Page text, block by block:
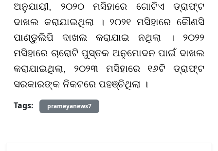
ଅନୁଯାୟୀ, ୨୦୨୦ ମସିହାରେ ଗୋଟିଏ ଡ୍ରାଫ୍ଟ
ଦାଖଲ କରାଯାଇଥିଲା । ୨୦୨୧ ମସିହାରେ କୌଣସି
ପାଣ୍ଡୁଲିପି ଦାଖଲ କରାଯାଇ ନଥିଲା । ୨୦୨୨
ମସିହାରେ ଚାରୋଟି ପୁସ୍ତକ ଅନୁମୋଦନ ପାଇଁ ଦାଖଲ
କରାଯାଇଥିଲା, ୨୦୨୩ ମସିହାରେ ୧୬ଟି ଡ୍ରାଫ୍ଟ
ସରକାରଙ୍କ ନିକଟରେ ପହଞ୍ଚିଥିଲା ।
Tags:
prameyanews7